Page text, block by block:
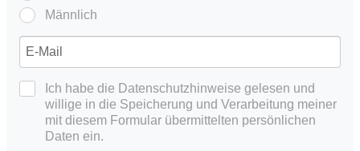
Männlich
Ich habe die Datenschutzhinweise gelesen und
willige in die Speicherung und Verarbeitung meiner
mit diesem Formular übermittelten persönlichen
Daten ein.